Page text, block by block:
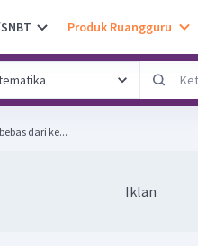
Produk Ruangguru
dari ke...
Iklan